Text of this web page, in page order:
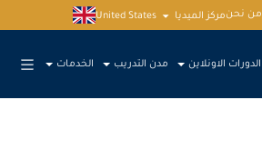
من نحنمركز الميديا United States
الخدمات مدن التدريب الدورات الاونلاين